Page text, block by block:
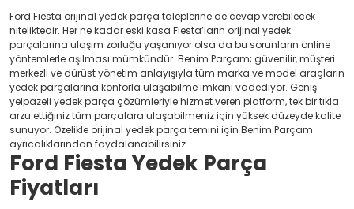
Ford Fiesta orijinal yedek parça taleplerine de cevap verebilecek
niteliktedir. Her ne kadar eski kasa Fiesta’ların orijinal yedek
parçalarına ulaşım zorluğu yaşanıyor olsa da bu sorunların online
yöntemlerle aşılması mümkündür. Benim Parçam; güvenilir, müşteri
merkezli ve dürüst yönetim anlayışıyla tüm marka ve model araçların
yedek parçalarına konforla ulaşabilme imkanı vadediyor. Geniş
yelpazeli yedek parça çözümleriyle hizmet veren platform, tek bir tıkla
arzu ettiğiniz tüm parçalara ulaşabilmeniz için yüksek düzeyde kalite
sunuyor. Özelikle orijinal yedek parça temini için Benim Parçam
ayrıcalıklarından faydalanabilirsiniz.
Ford Fiesta Yedek Parça
Fiyatları